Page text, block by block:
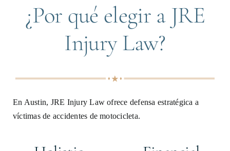
¿Por qué elegir a JRE
Injury Law?
En Austin, JRE Injury Law ofrece defensa estratégica a
víctimas de accidentes de motocicleta.